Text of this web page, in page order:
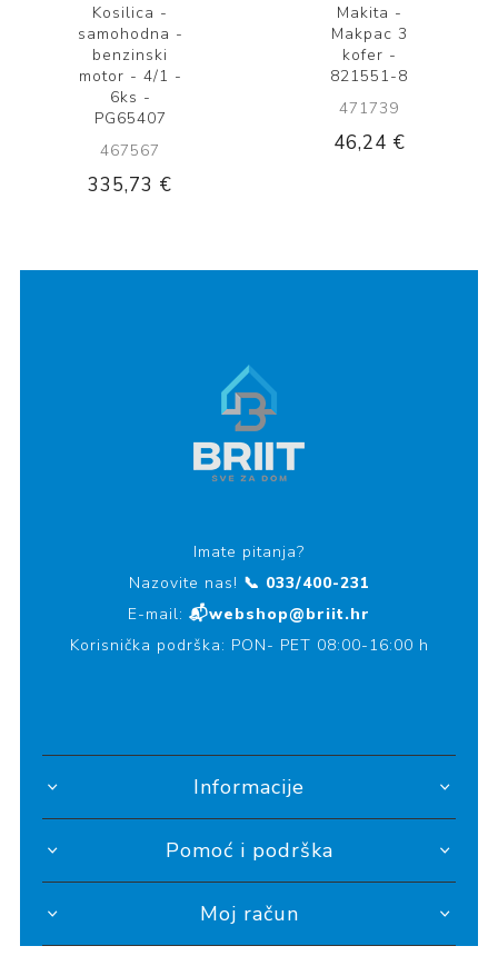
Kosilica -
samohodna -
benzinski
motor - 4/1 -
6ks -
PG65407
467567
335,73 €
Makita -
Makpac 3
kofer -
821551-8
471739
46,24 €
Imate pitanja?
Nazovite nas! 📞 033/400-231
E-mail: 📬webshop@briit.hr
Korisnička podrška: PON- PET 08:00-16:00 h
Informacije
Pomoć i podrška
Moj račun